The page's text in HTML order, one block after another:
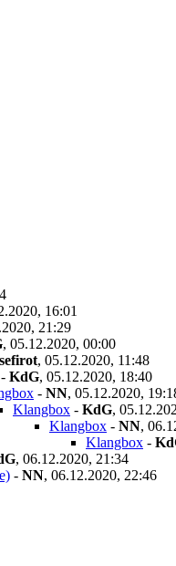
16:01
21:29
, 05.12.2020, 00:00
, 05.12.2020, 11:48
- KdG, 05.12.2020, 18:40
- NN, 05.12.2020,
Klangbox - KdG,
Klangbox - NN,
Klangbox -
, 06.12.2020, 21:34
- NN, 06.12.2020, 22:46